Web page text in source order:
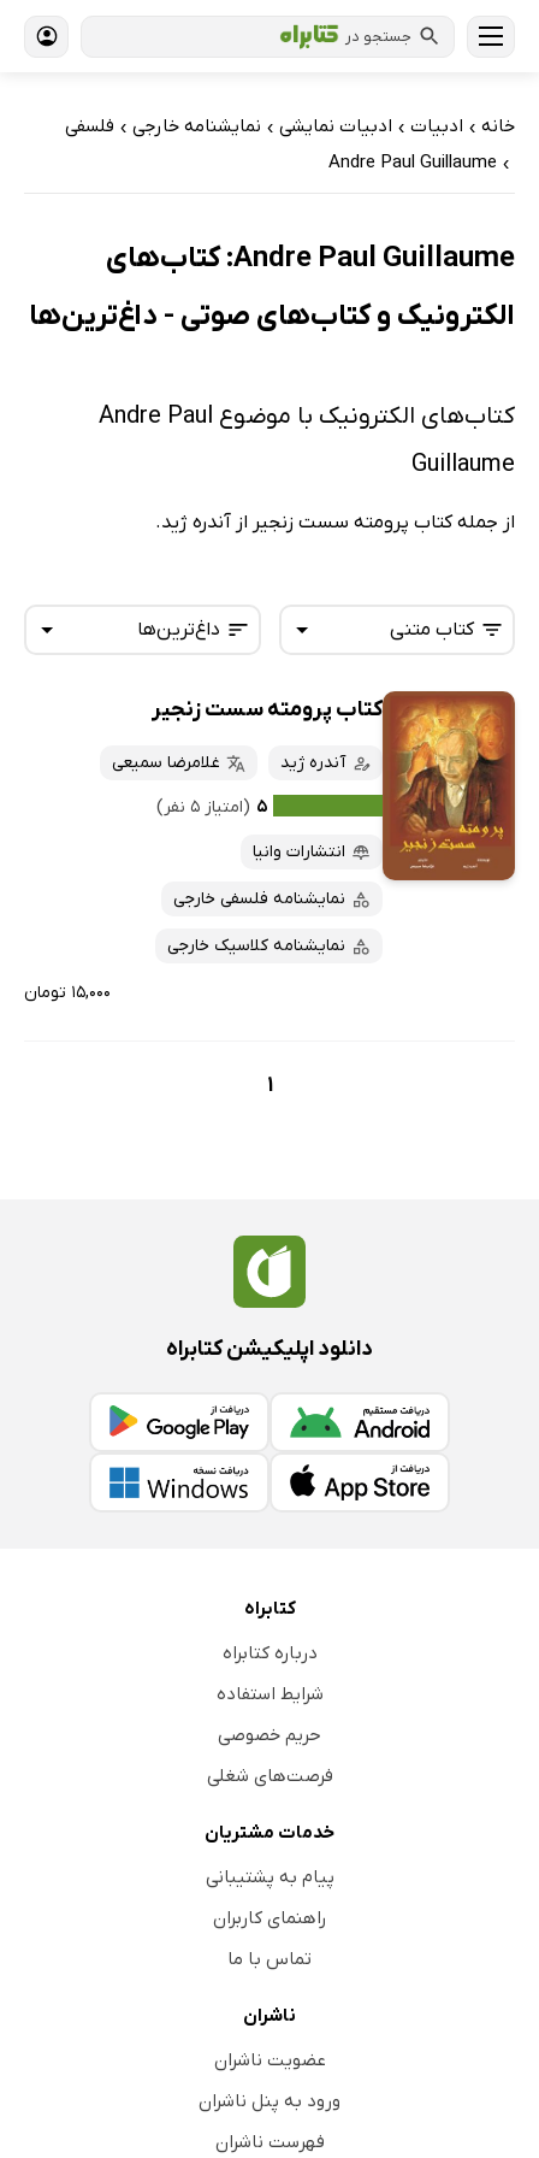
جستجو در
خانه › ادبیات › ادبیات نمایشی › نمایشنامه خارجی › فلسفی
›
Andre Paul Guillaume
Andre Paul Guillaume: کتاب‌های
الکترونیک و کتاب‌های صوتی - داغ‌ترین‌ها
کتاب‌های الکترونیک با موضوع Andre Paul
Guillaume
از جمله کتاب پرومته سست زنجیر از آندره ژید.
داغ‌ترین‌ها
تازه‌ها
داغ‌ترین‌ها
پرفروش‌ها
ارزان ترین‌ها
کتاب متنی
همه کتاب‌ها
کتاب‌های صوتی
کتاب‌های متنی
کتاب پرومته سست زنجیر
آندره ژید
غلامرضا سمیعی
۵ (امتیاز ۵ نفر)
انتشارات وانیا
نمایشنامه فلسفی خارجی
نمایشنامه کلاسیک خارجی
۱۵,۰۰۰ تومان
1
دانلود اپلیکیشن کتابراه
کتابراه
درباره کتابراه
شرایط استفاده
حریم خصوصی
فرصت‌های شغلی
خدمات مشتریان
پیام به پشتیبانی
راهنمای کاربران
تماس با ما
ناشران
عضویت ناشران
ورود به پنل ناشران
فهرست ناشران